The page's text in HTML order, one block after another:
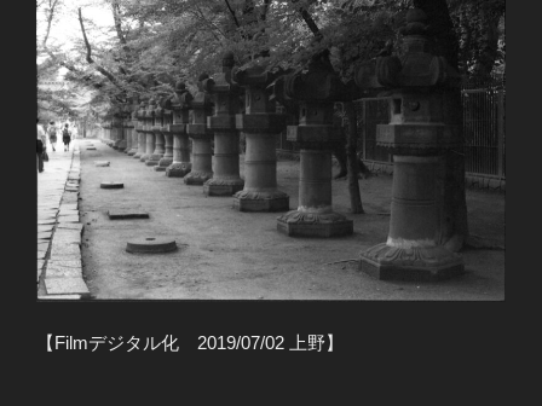
【Filmデジタル化 2019/07/02 上野】